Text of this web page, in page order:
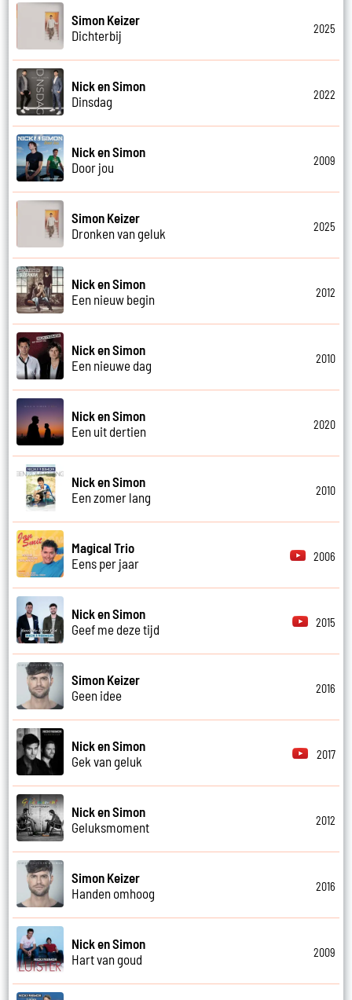
Simon Keizer
Dichterbij
2025
Nick en Simon
Dinsdag
2022
Nick en Simon
Door jou
2009
Simon Keizer
Dronken van geluk
2025
Nick en Simon
Een nieuw begin
2012
Nick en Simon
Een nieuwe dag
2010
Nick en Simon
Een uit dertien
2020
Nick en Simon
Een zomer lang
2010
Magical Trio
Eens per jaar
2006
Nick en Simon
Geef me deze tijd
2015
Simon Keizer
Geen idee
2016
Nick en Simon
Gek van geluk
2017
Nick en Simon
Geluksmoment
2012
Simon Keizer
Handen omhoog
2016
Nick en Simon
Hart van goud
2009